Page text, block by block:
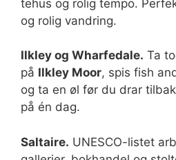
tehus og rolig tempo.
og rolig vandring.
Ilkley og Wharfedale. Ta
på Ilkley Moor, spis fish
og ta en øl før du drar
på én dag.
Saltaire. UNESCO-listet